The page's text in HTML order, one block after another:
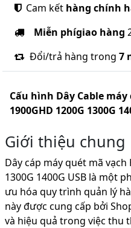
Cam kết hàng chính
Miễn phígiao hàng
Đổi/trả hàng trong 7
Cấu hình Dây Cable
1900GHD 1200G 1300G
Giới thiệu chung
Dây cáp máy quét mã vạch
1300G 1400G USB là một
ưu hóa quy trình quản lý
này được cung cấp bởi
và hiệu quả trong việc thu